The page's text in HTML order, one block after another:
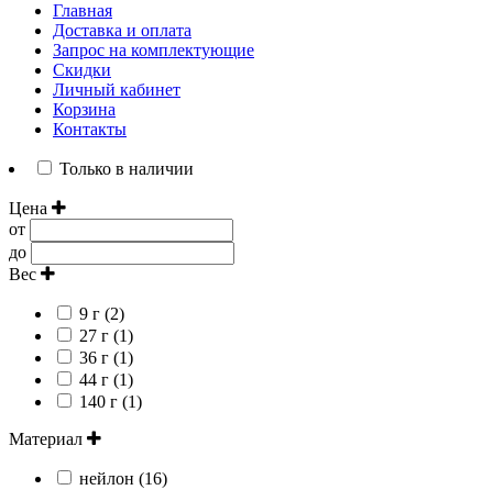
Главная
Доставка и оплата
Запрос на комплектующие
Скидки
Личный кабинет
Корзина
Контакты
Только в наличии
Цена
от
до
Вес
9 г (2)
27 г (1)
36 г (1)
44 г (1)
140 г (1)
Материал
нейлон (16)